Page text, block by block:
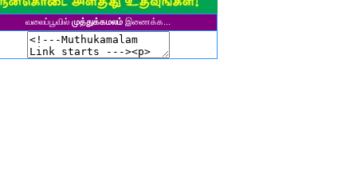
தனசேகரன்
ஹரிஹரன்
மு. பழனியப்பன்
வலைப்பூவில் முத்துக்கமலம் இணைக்க...